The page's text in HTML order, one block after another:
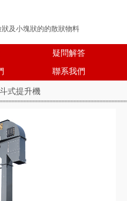
及小塊狀的的散狀物料
疑問解答
聯系我們
式提升機